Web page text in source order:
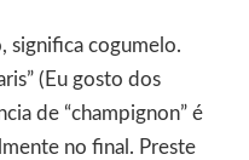
significa cogumelo.
(Eu gosto dos
de “champignon” é
no final. Preste